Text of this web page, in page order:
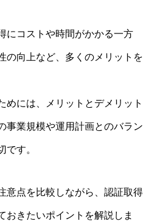
にコストや時間がかかる一方
の向上など、多くのメリットを
めには、メリットとデメリット
事業規模や運用計画とのバラン
です。
意点を比較しながら、認証取得
おきたいポイントを解説しま